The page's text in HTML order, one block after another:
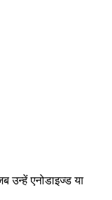
एनोडाइज्ड या